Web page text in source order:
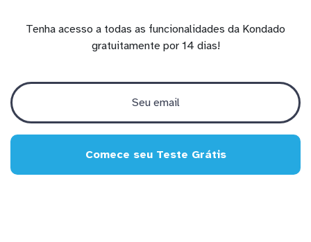
Tenha acesso a todas as funcionalidades da Kondado
gratuitamente por 14 dias!
Comece seu Teste Grátis